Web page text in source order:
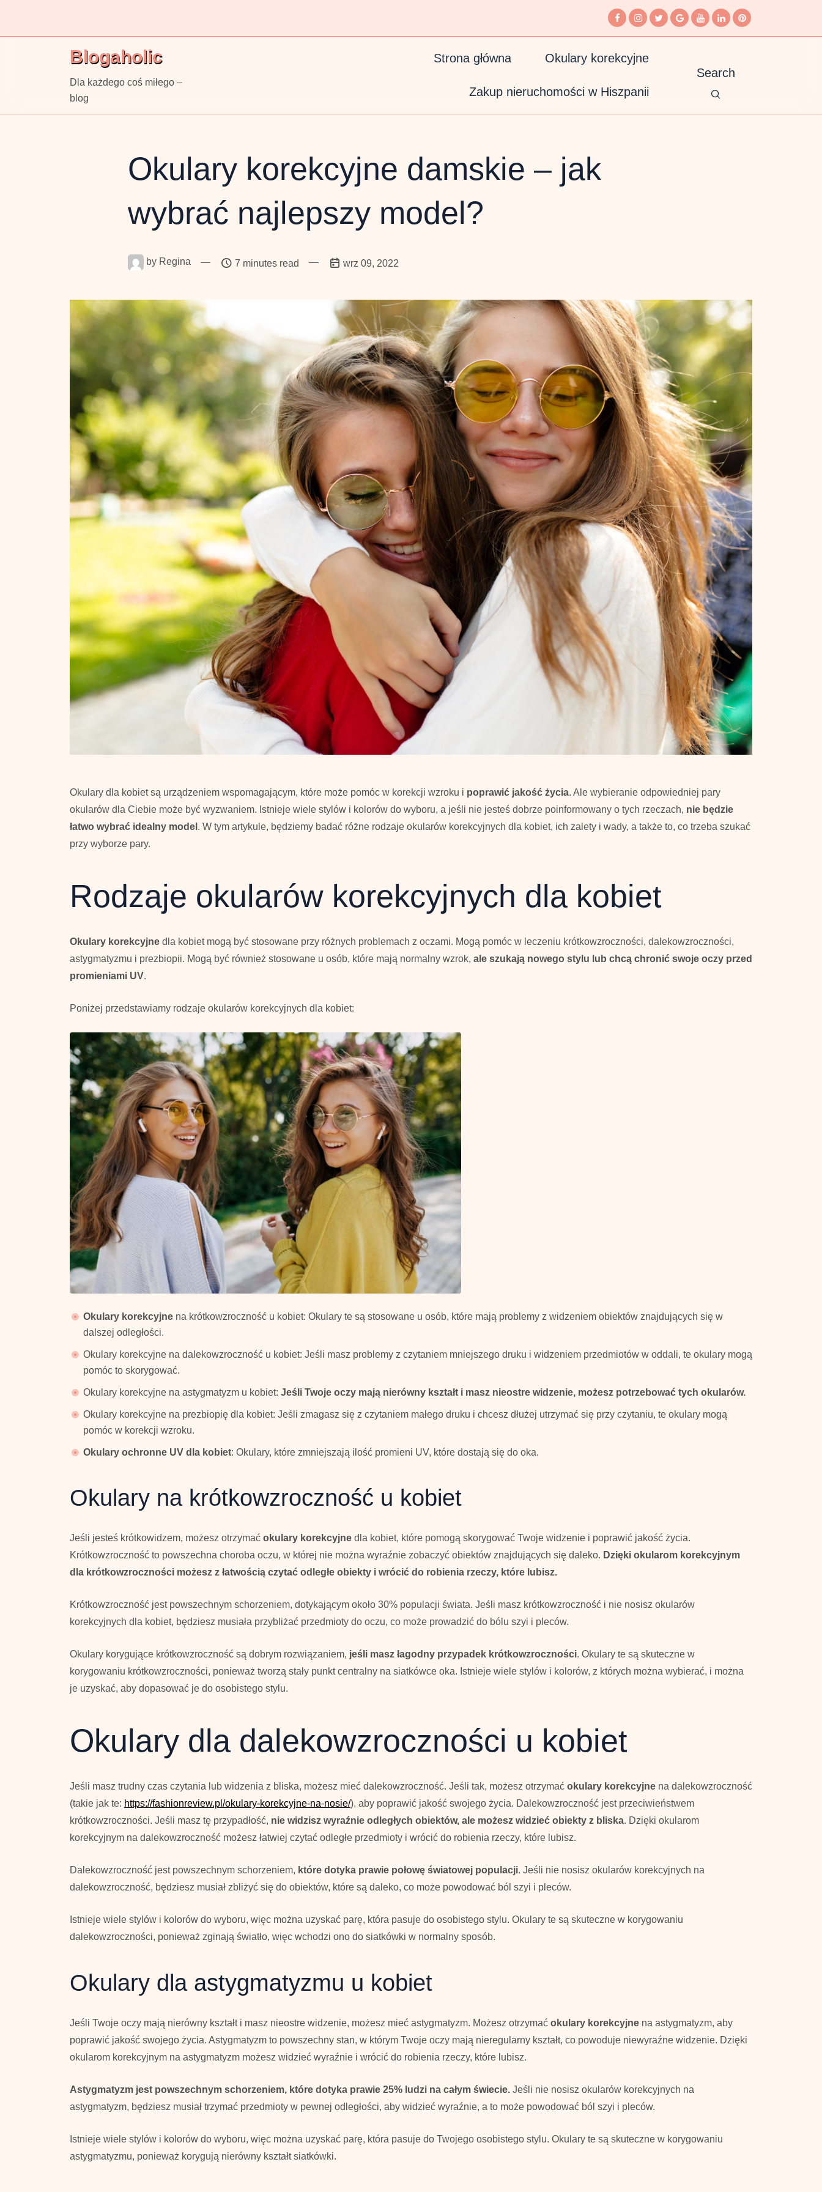
content
Blogaholic
Dla każdego coś miłego –
blog
Strona główna Okulary korekcyjne
Zakup nieruchomości w Hiszpanii
Search
Okulary korekcyjne damskie – jak
wybrać najlepszy model?
by Regina — 7 minutes read — wrz 09, 2022
Okulary dla kobiet są urządzeniem wspomagającym, które może pomóc w korekcji wzroku i poprawić jakość życia. Ale wybieranie odpowiedniej pary
okularów dla Ciebie może być wyzwaniem. Istnieje wiele stylów i kolorów do wyboru, a jeśli nie jesteś dobrze poinformowany o tych rzeczach, nie będzie
łatwo wybrać idealny model . W tym artykule, będziemy badać różne rodzaje okularów korekcyjnych dla kobiet, ich zalety i wady, a także to, co trzeba szukać
przy wyborze pary.
Rodzaje okularów korekcyjnych dla kobiet
Okulary korekcyjne dla kobiet mogą być stosowane przy różnych problemach z oczami. Mogą pomóc w leczeniu krótkowzroczności, dalekowzroczności,
astygmatyzmu i prezbiopii. Mogą być również stosowane u osób, które mają normalny wzrok, ale szukają nowego stylu lub chcą chronić swoje oczy przed
promieniami UV.
Poniżej przedstawiamy rodzaje okularów korekcyjnych dla kobiet:
Okulary korekcyjne na krótkowzroczność u kobiet: Okulary te są stosowane u osób, które mają problemy z widzeniem obiektów znajdujących się w
dalszej odległości.
Okulary korekcyjne na dalekowzroczność u kobiet: Jeśli masz problemy z czytaniem mniejszego druku i widzeniem przedmiotów w oddali, te okulary mogą
pomóc to skorygować.
Okulary korekcyjne na astygmatyzm u kobiet: Jeśli Twoje oczy mają nierówny kształt i masz nieostre widzenie, możesz potrzebować tych okularów.
Okulary korekcyjne na prezbiopię dla kobiet: Jeśli zmagasz się z czytaniem małego druku i chcesz dłużej utrzymać się przy czytaniu, te okulary mogą
pomóc w korekcji wzroku.
Okulary ochronne UV dla kobiet: Okulary, które zmniejszają ilość promieni UV, które dostają się do oka.
Okulary na krótkowzroczność u kobiet
Jeśli jesteś krótkowidzem, możesz otrzymać okulary korekcyjne dla kobiet, które pomogą skorygować Twoje widzenie i poprawić jakość życia.
Krótkowzroczność to powszechna choroba oczu, w której nie można wyraźnie zobaczyć obiektów znajdujących się daleko. Dzięki okularom korekcyjnym
dla krótkowzroczności możesz z łatwością czytać odległe obiekty i wrócić do robienia rzeczy, które lubisz.
Krótkowzroczność jest powszechnym schorzeniem, dotykającym około 30% populacji świata. Jeśli masz krótkowzroczność i nie nosisz okularów
korekcyjnych dla kobiet, będziesz musiała przybliżać przedmioty do oczu, co może prowadzić do bólu szyi i pleców.
Okulary korygujące krótkowzroczność są dobrym rozwiązaniem, jeśli masz łagodny przypadek krótkowzroczności. Okulary te są skuteczne w
korygowaniu krótkowzroczności, ponieważ tworzą stały punkt centralny na siatkówce oka. Istnieje wiele stylów i kolorów, z których można wybierać, i można
je uzyskać, aby dopasować je do osobistego stylu.
Okulary dla dalekowzroczności u kobiet
Jeśli masz trudny czas czytania lub widzenia z bliska, możesz mieć dalekowzroczność. Jeśli tak, możesz otrzymać okulary korekcyjne na dalekowzroczność
(takie jak te: https://fashionreview.pl/okulary-korekcyjne-na-nosie/), aby poprawić jakość swojego życia. Dalekowzroczność jest przeciwieństwem
krótkowzroczności. Jeśli masz tę przypadłość, nie widzisz wyraźnie odległych obiektów, ale możesz widzieć obiekty z bliska. Dzięki okularom
korekcyjnym na dalekowzroczność możesz łatwiej czytać odległe przedmioty i wrócić do robienia rzeczy, które lubisz.
Dalekowzroczność jest powszechnym schorzeniem, które dotyka prawie połowę światowej populacji. Jeśli nie nosisz okularów korekcyjnych na
dalekowzroczność, będziesz musiał zbliżyć się do obiektów, które są daleko, co może powodować ból szyi i pleców.
Istnieje wiele stylów i kolorów do wyboru, więc można uzyskać parę, która pasuje do osobistego stylu. Okulary te są skuteczne w korygowaniu
dalekowzroczności, ponieważ zginają światło, więc wchodzi ono do siatkówki w normalny sposób.
Okulary dla astygmatyzmu u kobiet
Jeśli Twoje oczy mają nierówny kształt i masz nieostre widzenie, możesz mieć astygmatyzm. Możesz otrzymać okulary korekcyjne na astygmatyzm, aby
poprawić jakość swojego życia. Astygmatyzm to powszechny stan, w którym Twoje oczy mają nieregularny kształt, co powoduje niewyraźne widzenie. Dzięki
okularom korekcyjnym na astygmatyzm możesz widzieć wyraźnie i wrócić do robienia rzeczy, które lubisz.
Astygmatyzm jest powszechnym schorzeniem, które dotyka prawie 25% ludzi na całym świecie. Jeśli nie nosisz okularów korekcyjnych na
astygmatyzm, będziesz musiał trzymać przedmioty w pewnej odległości, aby widzieć wyraźnie, a to może powodować ból szyi i pleców.
Istnieje wiele stylów i kolorów do wyboru, więc można uzyskać parę, która pasuje do Twojego osobistego stylu. Okulary te są skuteczne w korygowaniu
astygmatyzmu, ponieważ korygują nierówny kształt siatkówki.